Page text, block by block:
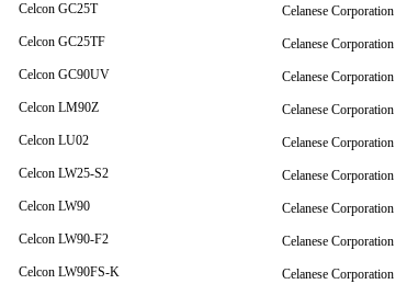
Celcon GC25T
Celanese Corporation
Celcon GC25TF
Celanese Corporation
Celcon GC90UV
Celanese Corporation
Celcon LM90Z
Celanese Corporation
Celcon LU02
Celanese Corporation
Celcon LW25-S2
Celanese Corporation
Celcon LW90
Celanese Corporation
Celcon LW90-F2
Celanese Corporation
Celcon LW90FS-K
Celanese Corporation